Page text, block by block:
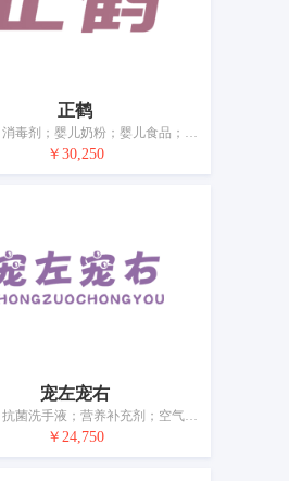
正鹤
人用药；消毒剂；婴儿奶粉；婴儿食品；净化剂；兽医用药；卫生巾；婴儿尿裤；宠物尿布
￥30,250
宠左宠右
减肥茶；抗菌洗手液；营养补充剂；空气除臭剂；兽医用洗液；动物用洗涤剂（杀虫剂）；动物用膳食补充剂；杀昆虫剂；失禁用吸收裤；宠物尿布
￥24,750